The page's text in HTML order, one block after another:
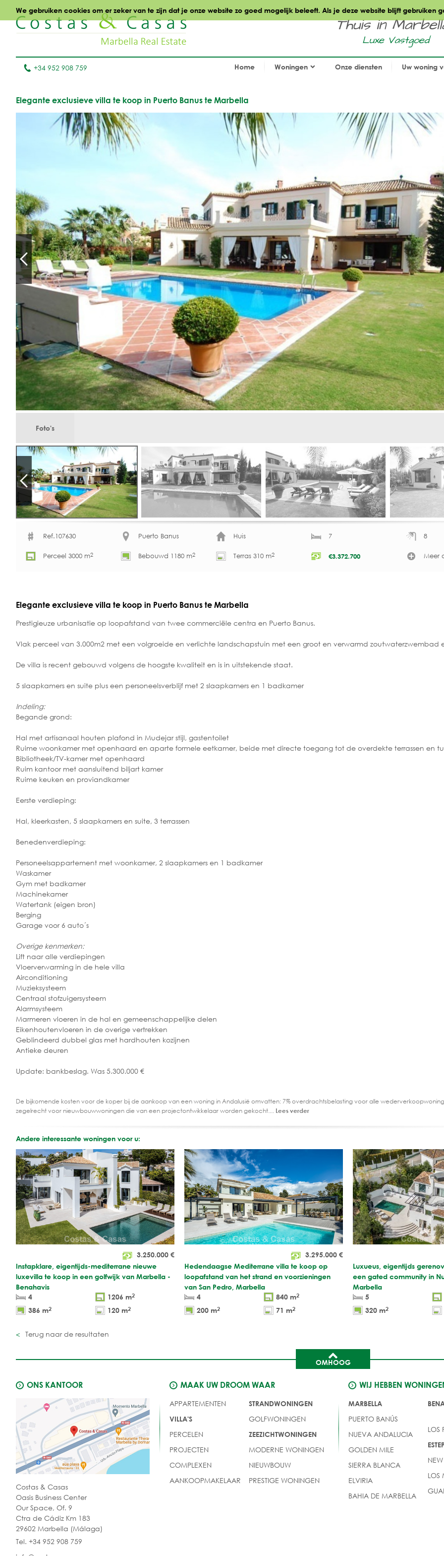
We gebruiken cookies om er zeker van te zijn dat je onze website zo goed mogelijk beleeft. Als je deze website blijft gebruiken
Thuis in
Luxe Vastgoed
+34 952 908 759 Home Woningen Onze diensten Uw woning
Elegante exclusieve villa te koop in Puerto Banus te Marbella
Foto's
Ref.107630 Puerto Banus Huis 7 8
Perceel 3000 m2 Bebouwd 1180 m2 Terras 310 m2 €3.372.700 Meer
Elegante exclusieve villa te koop in Puerto Banus te Marbella
Prestigieuze urbanisatie op loopafstand van twee commerciële centra en Puerto Banus.
Vlak perceel van 3.000m2 met een volgroeide en verlichte landschapstuin met een groot en verwarmd zoutwaterzwembad
De villa is recent gebouwd volgens de hoogste kwaliteit en is in uitstekende staat.
5 slaapkamers en suite plus een personeelsverblijf met 2 slaapkamers en 1 badkamer
Indeling:
Begande grond:
Hal met artisanaal houten plafond in Mudejar stijl, gastentoilet
Ruime woonkamer met openhaard en aparte formele eetkamer, beide met directe toegang tot de overdekte terrassen en
Bibliotheek/TV-kamer met openhaard
Ruim kantoor met aansluitend biljart kamer
Ruime keuken en proviandkamer
Eerste verdieping:
Hal, kleerkasten, 5 slaapkamers en suite, 3 terrassen
Benedenverdieping:
Personeelsappartement met woonkamer, 2 slaapkamers en 1 badkamer
Waskamer
Gym met badkamer
Machinekamer
Watertank (eigen bron)
Berging
Garage voor 6 auto´s
Overige kenmerken:
Lift naar alle verdiepingen
Vloerverwarming in de hele villa
Airconditioning
Muzieksysteem
Centraal stofzuigersysteem
Alarmsysteem
Marmeren vloeren in de hal en gemeenschappelijke delen
Eikenhoutenvloeren in de overige vertrekken
Geblindeerd dubbel glas met hardhouten kozijnen
Antieke deuren
Update: bankbeslag. Was 5.300.000 €
De bijkomende kosten voor de koper bij de aankoop van een woning in Andalusië omvatten: 7% overdrachtsbelasting voor alle
zegelrecht voor nieuwbouwwoningen die van een projectontwikkelaar worden gekocht.... Lees verder
Andere interessante woningen voor u:
3.250.000 €
Instapklare, eigentijds-mediterrane nieuwe
luxevilla te koop in een golfwijk van Marbella -
Benahavis
4
1206 m2
386 m2 120 m2
3.295.000 €
Hedendaagse Mediterrane villa te koop op
loopafstand van het strand en voorzieningen
van San Pedro, Marbella
4
840 m2
200 m2 71 m2
Luxueus, eigentijds
een gated community in
Marbella
5
320 m2
Terug naar de resultaten
OMHOOG
ONS KANTOOR
Costas & Casas
Oasis Business Center
Our Space, Of. 9
Ctra de Cádiz Km 183
29602 Marbella (Málaga)
Tel. +34 952 908 759
MAAK UW DROOM WAAR
APPARTEMENTEN
VILLA'S
PERCELEN
PROJECTEN
COMPLEXEN
AANKOOPMAKELAAR
STRANDWONINGEN
GOLFWONINGEN
ZEEZICHTWONINGEN
MODERNE WONINGEN
NIEUWBOUW
PRESTIGE WONINGEN
WIJ HEBBEN
MARBELLA
PUERTO BANÚS
NUEVA ANDALUCIA
GOLDEN MILE
SIERRA BLANCA
ELVIRIA
BAHIA DE MARBELLA
LOS
LOS